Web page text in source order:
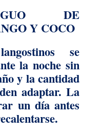
DE
Y COCO
se
la noche sin
y la cantidad
adaptar. La
un día antes